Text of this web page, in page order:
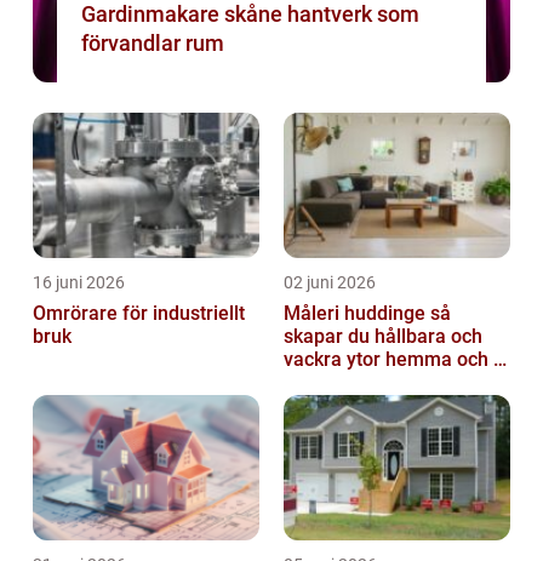
Gardinmakare skåne hantverk som
förvandlar rum
16 juni 2026
Omrörare för industriellt
bruk
02 juni 2026
Måleri huddinge så
skapar du hållbara och
vackra ytor hemma och i